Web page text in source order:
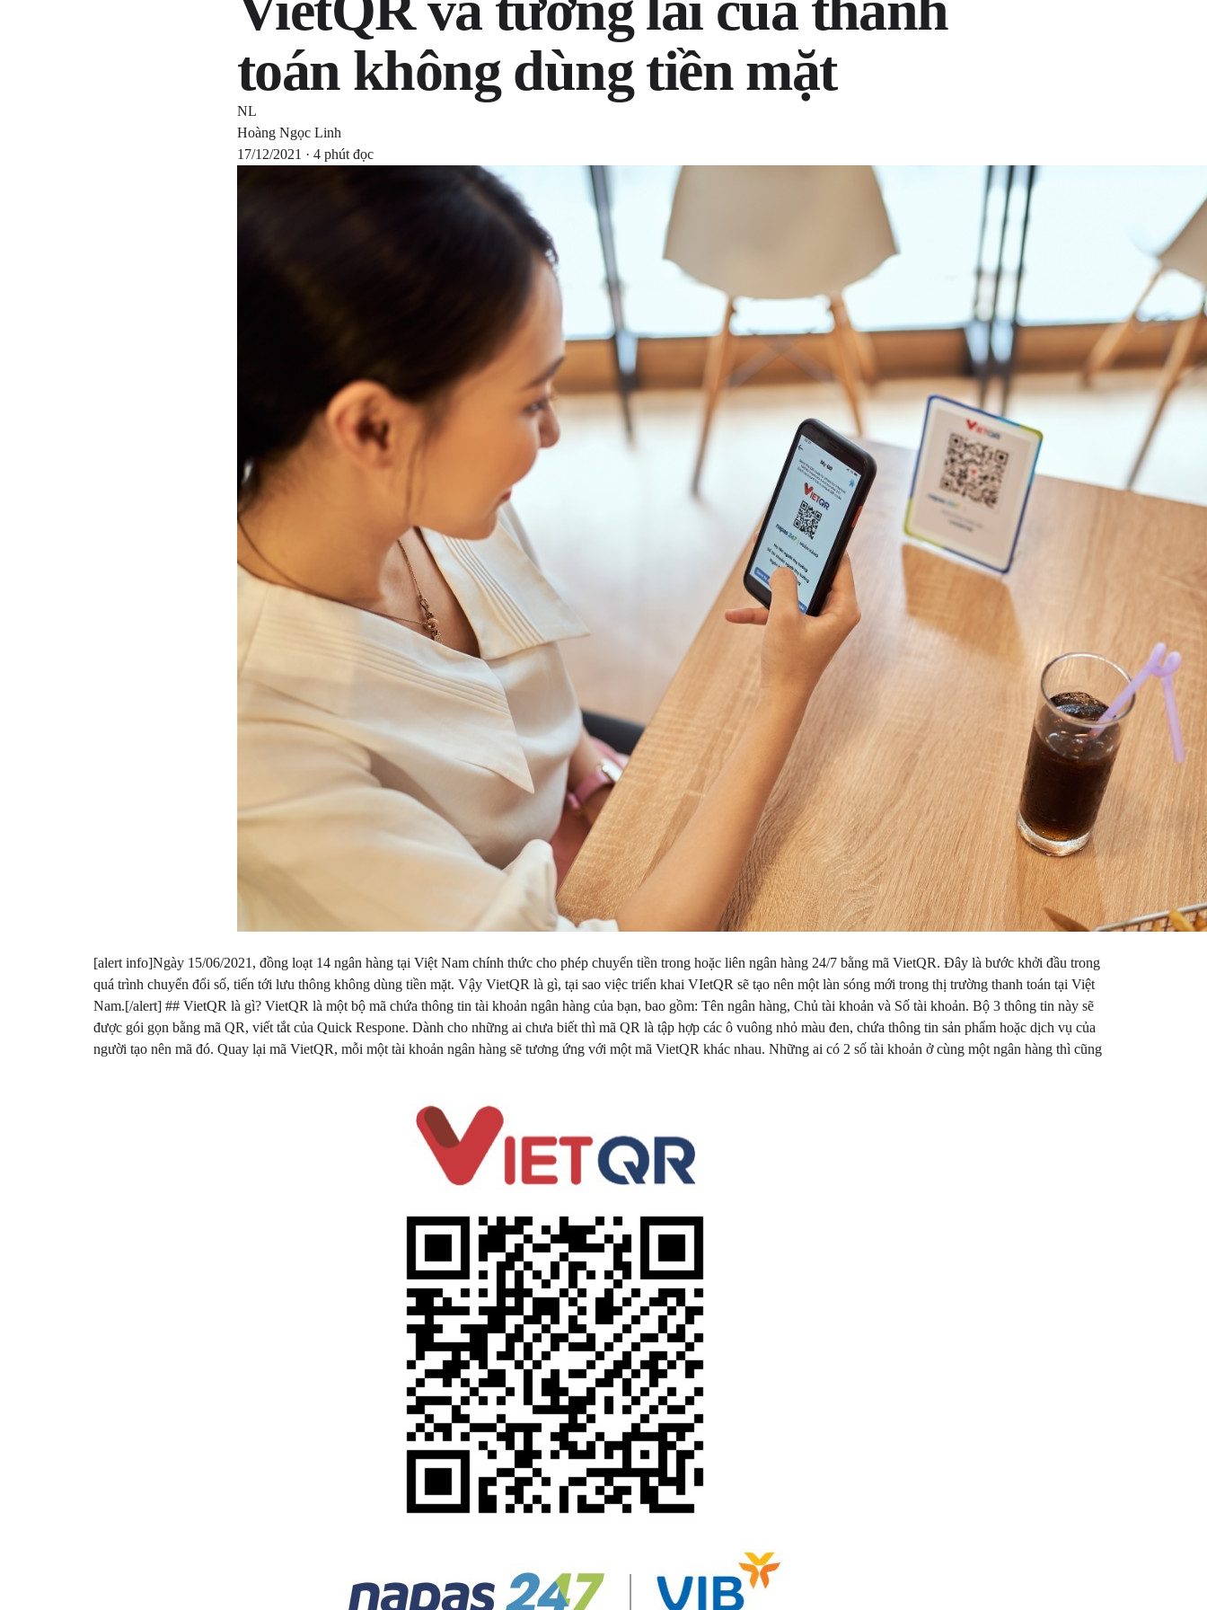
toán không dùng tiền mặt
NL
Hoàng Ngọc Linh
17/12/2021 · 4 phút đọc
[alert info]Ngày 15/06/2021, đồng loạt 14 ngân hàng tại Việt Nam chính thức cho phép chuyển tiền trong hoặc liên ngân hàng 24/7 bằng mã VietQR. Đây là bước khởi đầu trong
quá trình chuyển đổi số, tiến tới lưu thông không dùng tiền mặt. Vậy VietQR là gì, tại sao việc triển khai VIetQR sẽ tạo nên một làn sóng mới trong thị trường thanh toán tại Việt
Nam.[/alert] ## VietQR là gì? VietQR là một bộ mã chứa thông tin tài khoản ngân hàng của bạn, bao gồm: Tên ngân hàng, Chủ tài khoản và Số tài khoản. Bộ 3 thông tin này sẽ
được gói gọn bằng mã QR, viết tắt của Quick Respone. Dành cho những ai chưa biết thì mã QR là tập hợp các ô vuông nhỏ màu đen, chứa thông tin sản phẩm hoặc dịch vụ của
người tạo nên mã đó. Quay lại mã VietQR, mỗi một tài khoản ngân hàng sẽ tương ứng với một mã VietQR khác nhau. Những ai có 2 số tài khoản ở cùng một ngân hàng thì cũng